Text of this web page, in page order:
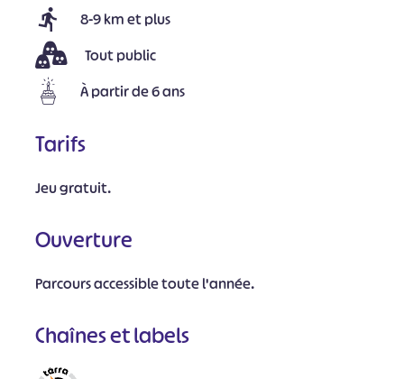
8-9 km et plus
Tout public
À partir de 6 ans
Tarifs
Jeu gratuit.
Ouverture
Parcours accessible toute l'année.
Chaînes et labels